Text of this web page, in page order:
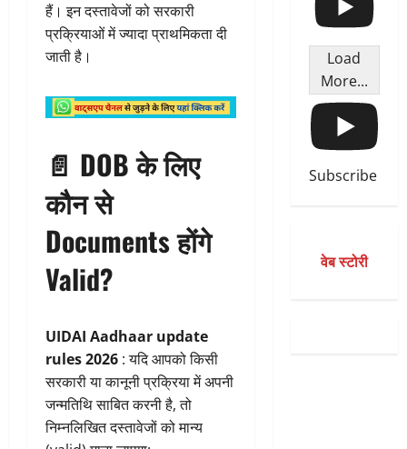
हैं। इन दस्तावेजों को सरकारी
प्रक्रियाओं में ज्यादा प्राथमिकता दी
जाती है।
📄 DOB के लिए
कौन से
Documents होंगे
Valid?
UIDAI Aadhaar update
rules 2026 : यदि आपको किसी
सरकारी या कानूनी प्रक्रिया में अपनी
जन्मतिथि साबित करनी है, तो
निम्नलिखित दस्तावेजों को मान्य
Load
More...
Subscribe
वेब स्टोरी